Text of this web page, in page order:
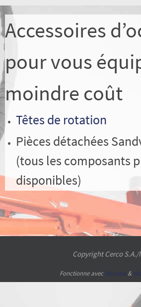
Accessoires
pour vous
moindre coût
Têtes de rotation
Pièces détachées
(tous les composants
disponibles)
Copyright Cerco S.A./
Fonctionne avecNirvana &